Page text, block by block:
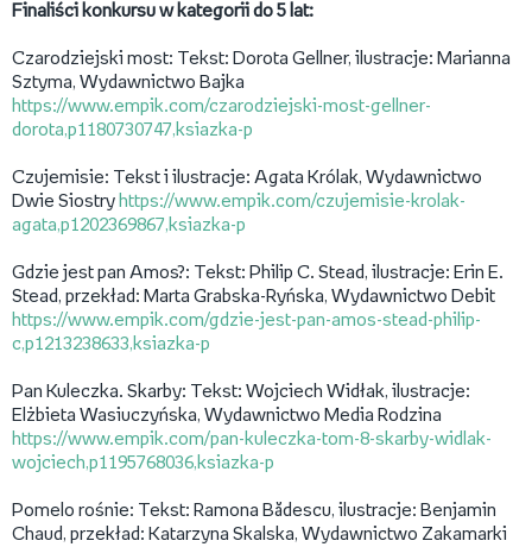
Finaliści konkursu w kategorii do 5 lat:
Czarodziejski most: Tekst: Dorota Gellner, ilustracje: Marianna
Sztyma, Wydawnictwo Bajka
https://www.empik.com/czarodziejski-most-gellner-
dorota,p1180730747,ksiazka-p
Czujemisie: Tekst i ilustracje: Agata Królak, Wydawnictwo
Dwie Siostry https://www.empik.com/czujemisie-krolak-
agata,p1202369867,ksiazka-p
Gdzie jest pan Amos?: Tekst: Philip C. Stead, ilustracje: Erin E.
Stead, przekład: Marta Grabska-Ryńska, Wydawnictwo Debit
https://www.empik.com/gdzie-jest-pan-amos-stead-philip-
c,p1213238633,ksiazka-p
Pan Kuleczka. Skarby: Tekst: Wojciech Widłak, ilustracje:
Elżbieta Wasiuczyńska, Wydawnictwo Media Rodzina
https://www.empik.com/pan-kuleczka-tom-8-skarby-widlak-
wojciech,p1195768036,ksiazka-p
Pomelo rośnie: Tekst: Ramona Bădescu, ilustracje: Benjamin
Chaud, przekład: Katarzyna Skalska, Wydawnictwo Zakamarki